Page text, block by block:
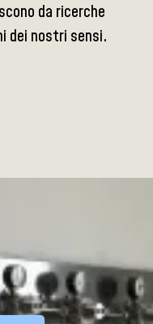
da ricerche
dei nostri sensi.